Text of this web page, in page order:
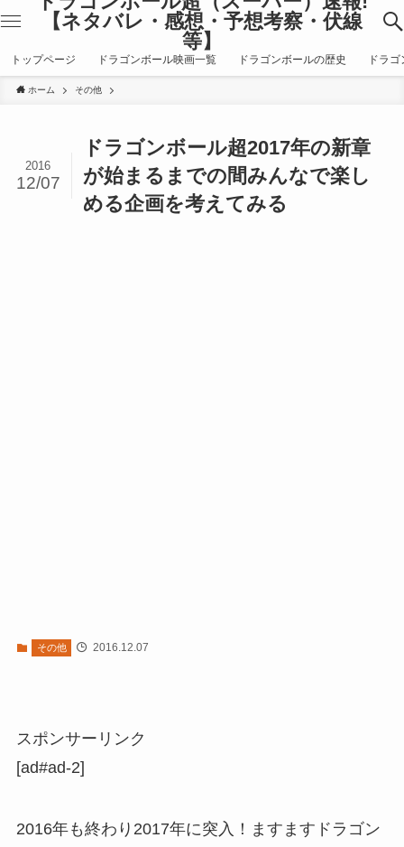
【ネタバレ・感想・予想考察・伏線
等】
トップページ ドラゴンボール映画一覧 ドラゴンボールの歴史 ドラ
ホーム その他
ドラゴンボール超2017年の新章
が始まるまでの間みんなで楽し
める企画を考えてみる
2016
12/07
その他 2016.12.07
スポンサーリンク
[ad#ad-2]
2016年も終わり2017年に突入！ますますドラゴン